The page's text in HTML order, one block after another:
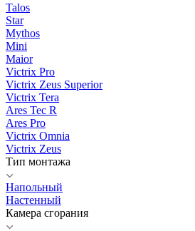
Talos
Star
Mythos
Mini
Maior
Victrix Pro
Victrix Zeus Superior
Victrix Tera
Ares Tec R
Ares Pro
Victrix Omnia
Victrix Zeus
Тип монтажа
Напольный
Настенный
Камера сгорания